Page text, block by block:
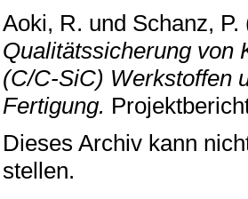
Aoki, R. und Schanz, P.
Qualitätssicherung von
(C/C-SiC) Werkstoffen
Fertigung.
Dieses Archiv kann
stellen.